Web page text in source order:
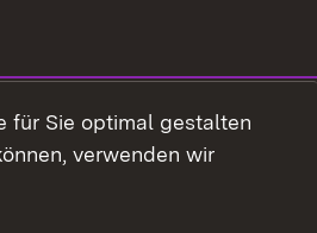
für Sie optimal gestalten
verwenden wir